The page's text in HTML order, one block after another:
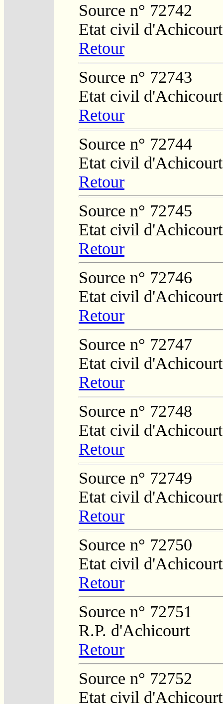
Source n° 72742
Etat civil d'Achicourt
Retour
Source n° 72743
Etat civil d'Achicourt
Retour
Source n° 72744
Etat civil d'Achicourt
Retour
Source n° 72745
Etat civil d'Achicourt
Retour
Source n° 72746
Etat civil d'Achicourt
Retour
Source n° 72747
Etat civil d'Achicourt
Retour
Source n° 72748
Etat civil d'Achicourt
Retour
Source n° 72749
Etat civil d'Achicourt
Retour
Source n° 72750
Etat civil d'Achicourt
Retour
Source n° 72751
R.P. d'Achicourt
Retour
Source n° 72752
Etat civil d'Achicourt